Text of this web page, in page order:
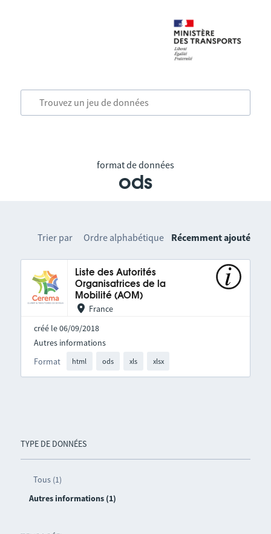
format de données
ods
TYPE DE DONNÉES
Tous (1)
Autres informations (1)
Trier par Ordre alphabétique Récemment ajouté
Liste des Autorités
Organisatrices de la
Mobilité (AOM)
France
créé le 06/09/2018
Format html ods xls xlsx
Autres informations